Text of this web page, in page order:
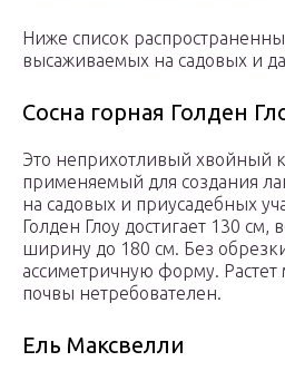
Ниже список
высаживаемых на садовых и
Сосна горная Голден
Это неприхотливый хвойный
применяемый для создания
на садовых и приусадебных
Голден Глоу достигает 130 см,
ширину до 180 см. Без
ассиметричную форму. Растет
почвы нетребователен.
Ель Максвелли